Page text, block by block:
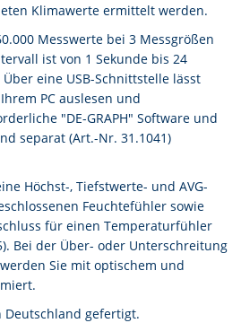
Klimawerte ermittelt werden.
Messwerte bei 3 Messgrößen
ist von 1 Sekunde bis 24
eine USB-Schnittstelle lässt
PC auslesen und
"DE-GRAPH" Software und
separat (Art.-Nr. 31.1041)
Höchst-, Tiefstwerte- und AVG-
Feuchtefühler sowie
für einen Temperaturfühler
Bei der Über- oder Unterschreitung
Sie mit optischem und
Deutschland gefertigt.